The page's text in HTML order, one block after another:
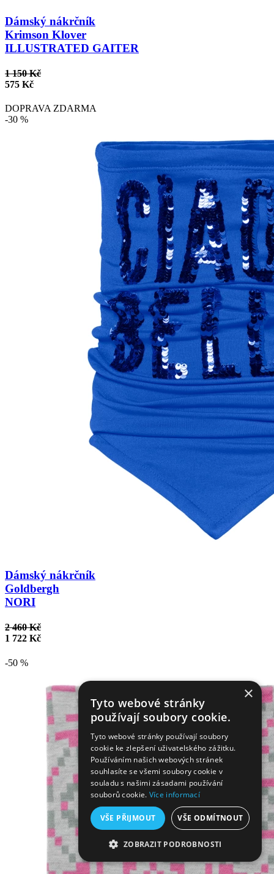
Dámský nákrčník
Krimson Klover
ILLUSTRATED GAITER
1 150 Kč
575 Kč
DOPRAVA ZDARMA
-30 %
Dámský nákrčník
Goldbergh
NORI
2 460 Kč
1 722 Kč
-50 %
×
Tyto webové stránky
používají soubory cookie.
Tyto webové stránky používají soubory
cookie ke zlepšení uživatelského zážitku.
Používáním našich webových stránek
souhlasíte se všemi soubory cookie v
souladu s našimi zásadami používání
souborů cookie. Více informací
VŠE PŘIJMOUT VŠE ODMÍTNOUT
ZOBRAZIT PODROBNOSTI
NEZBYTNĚ NUTNÉ SOUBORY